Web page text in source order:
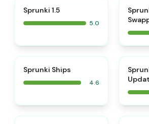
Sprunki 1.5
5.0
Sprunki Ships
4.6